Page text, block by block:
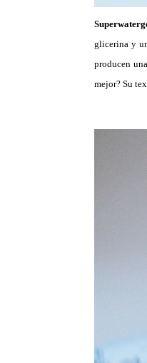
glicerina y
producen
mejor? Su